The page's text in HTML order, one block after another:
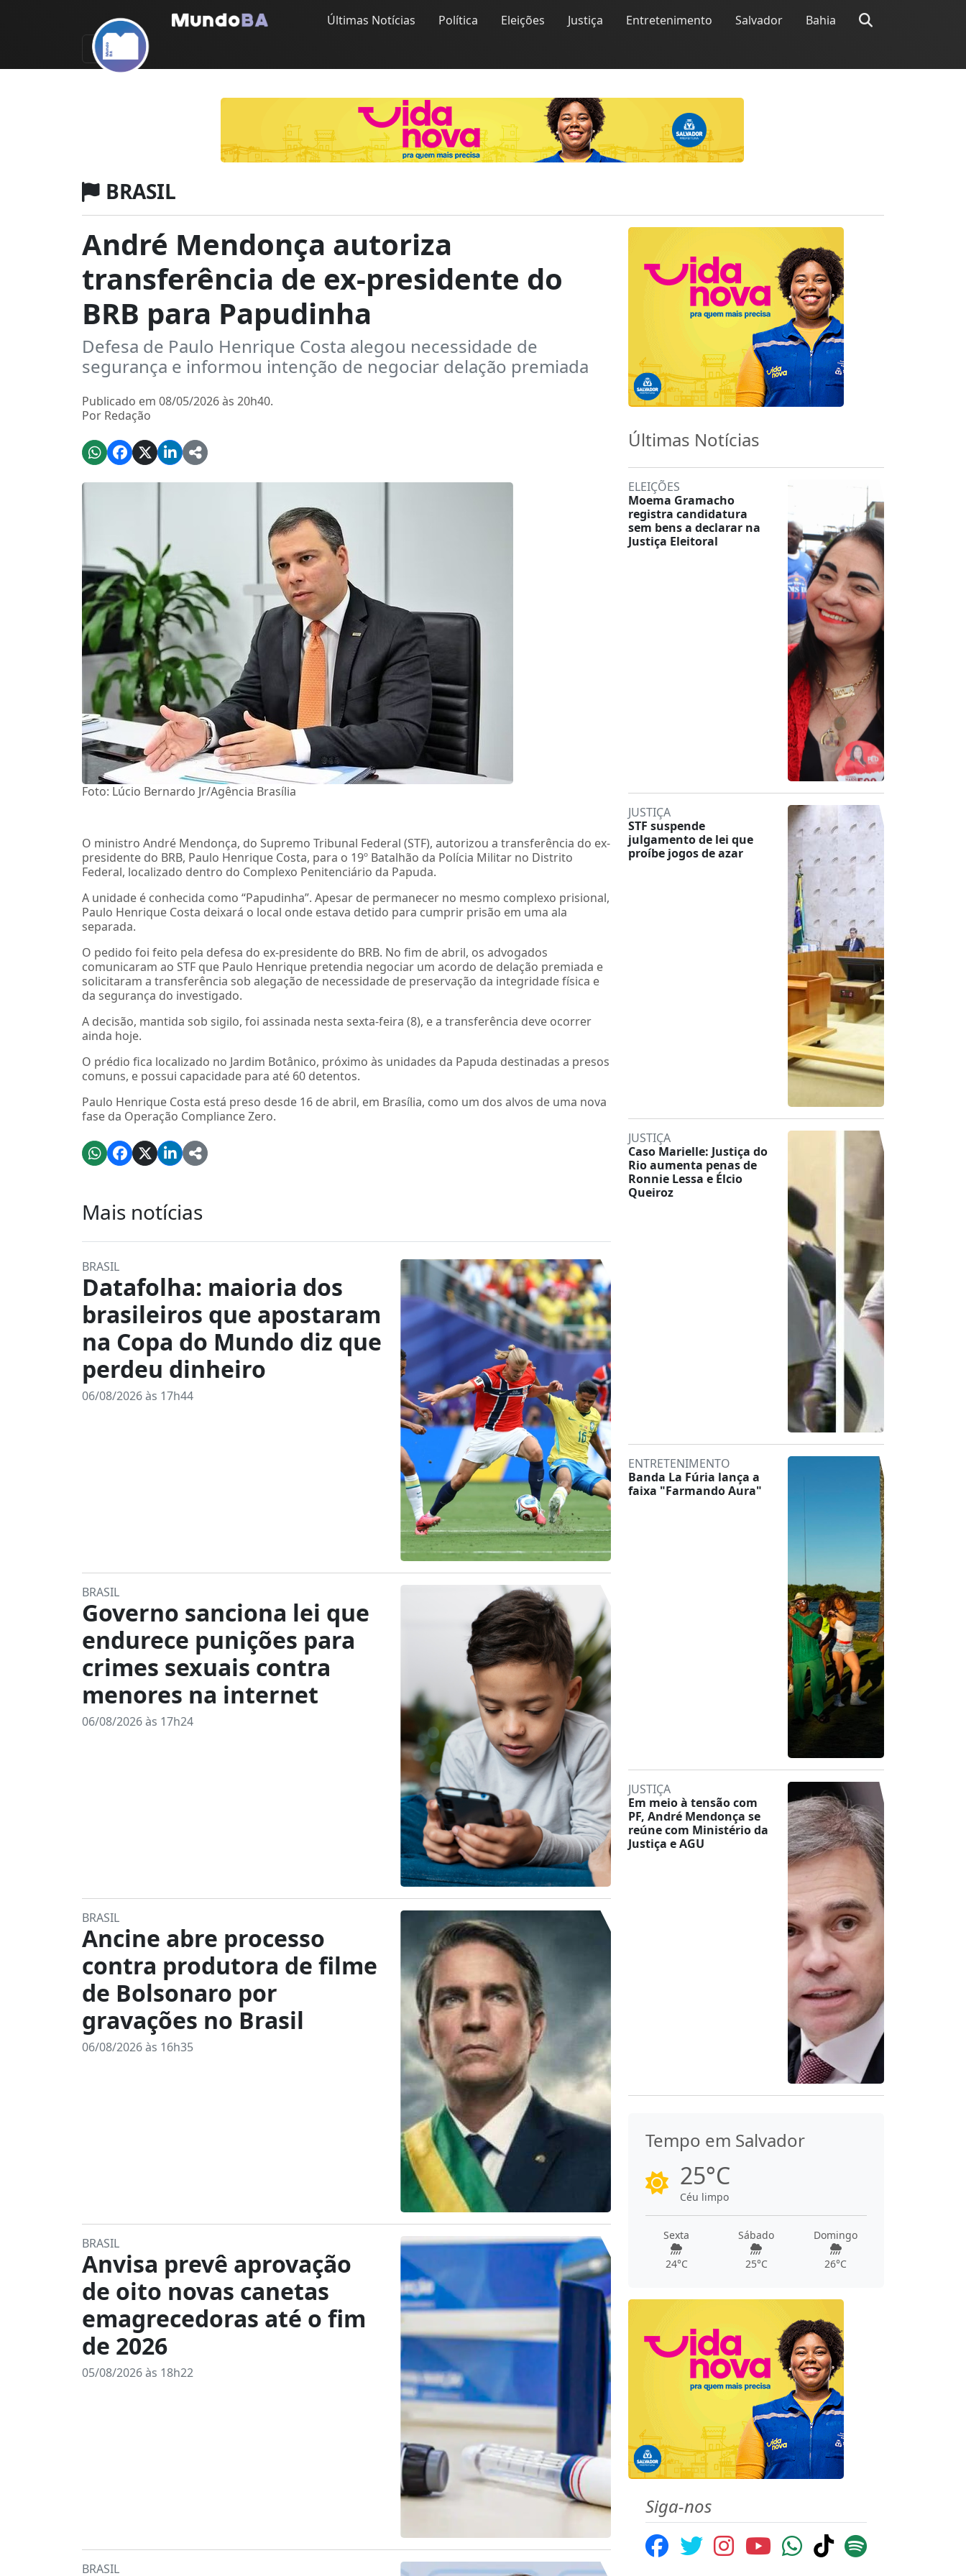
Últimas Notícias Política Eleições Justiça Entretenimento Salvador Bahia
BRASIL
André Mendonça autoriza
transferência de ex-presidente do
BRB para Papudinha
Defesa de Paulo Henrique Costa alegou necessidade de
segurança e informou intenção de negociar delação premiada
Publicado em 08/05/2026 às 20h40.
Por Redação
Foto: Lúcio Bernardo Jr/Agência Brasília
O ministro André Mendonça, do Supremo Tribunal Federal (STF), autorizou a transferência do ex-
presidente do BRB, Paulo Henrique Costa, para o 19º Batalhão da Polícia Militar no Distrito
Federal, localizado dentro do Complexo Penitenciário da Papuda.
A unidade é conhecida como “Papudinha”. Apesar de permanecer no mesmo complexo prisional,
Paulo Henrique Costa deixará o local onde estava detido para cumprir prisão em uma ala
separada.
O pedido foi feito pela defesa do ex-presidente do BRB. No fim de abril, os advogados
comunicaram ao STF que Paulo Henrique pretendia negociar um acordo de delação premiada e
solicitaram a transferência sob alegação de necessidade de preservação da integridade física e
da segurança do investigado.
A decisão, mantida sob sigilo, foi assinada nesta sexta-feira (8), e a transferência deve ocorrer
ainda hoje.
O prédio fica localizado no Jardim Botânico, próximo às unidades da Papuda destinadas a presos
comuns, e possui capacidade para até 60 detentos.
Paulo Henrique Costa está preso desde 16 de abril, em Brasília, como um dos alvos de uma nova
fase da Operação Compliance Zero.
Mais notícias
BRASIL
Datafolha: maioria dos
brasileiros que apostaram
na Copa do Mundo diz que
perdeu dinheiro
06/08/2026 às 17h44
BRASIL
Governo sanciona lei que
endurece punições para
crimes sexuais contra
menores na internet
06/08/2026 às 17h24
BRASIL
Ancine abre processo
contra produtora de filme
de Bolsonaro por
gravações no Brasil
06/08/2026 às 16h35
BRASIL
Anvisa prevê aprovação
de oito novas canetas
emagrecedoras até o fim
de 2026
05/08/2026 às 18h22
BRASIL
Últimas Notícias
ELEIÇÕES
Moema Gramacho
registra candidatura
sem bens a declarar na
Justiça Eleitoral
JUSTIÇA
STF suspende
julgamento de lei que
proíbe jogos de azar
JUSTIÇA
Caso Marielle: Justiça do
Rio aumenta penas de
Ronnie Lessa e Élcio
Queiroz
ENTRETENIMENTO
Banda La Fúria lança a
faixa "Farmando Aura"
JUSTIÇA
Em meio à tensão com
PF, André Mendonça se
reúne com Ministério da
Justiça e AGU
Tempo em Salvador
25°C
Céu limpo
Sexta
24°C
Sábado
25°C
Domingo
26°C
Siga-nos